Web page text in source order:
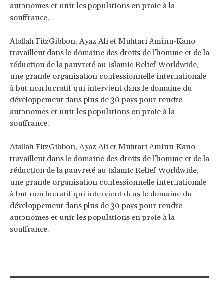
autonomes et unir les populations en proie à la
souffrance.
Atallah FitzGibbon, Ayaz Ali et Muhtari Aminu-Kano
travaillent dans le domaine des droits de l’homme et de la
réduction de la pauvreté au Islamic Relief Worldwide,
une grande organisation confessionnelle internationale
à but non lucratif qui intervient dans le domaine du
développement dans plus de 30 pays pour rendre
autonomes et unir les populations en proie à la
souffrance.
Atallah FitzGibbon, Ayaz Ali et Muhtari Aminu-Kano
travaillent dans le domaine des droits de l’homme et de la
réduction de la pauvreté au Islamic Relief Worldwide,
une grande organisation confessionnelle internationale
à but non lucratif qui intervient dans le domaine du
développement dans plus de 30 pays pour rendre
autonomes et unir les populations en proie à la
souffrance.